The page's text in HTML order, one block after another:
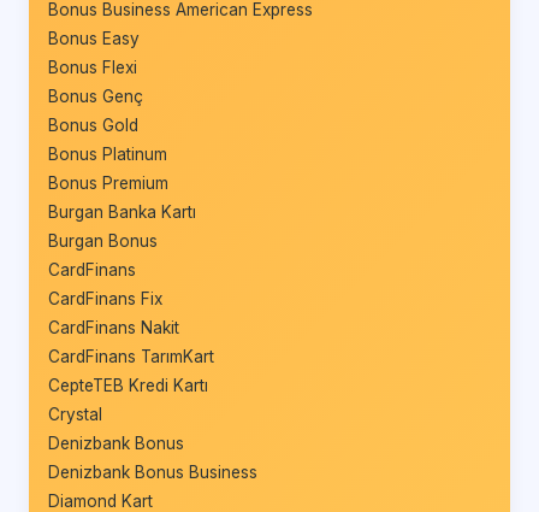
Bonus Business American Express
Bonus Easy
Bonus Flexi
Bonus Genç
Bonus Gold
Bonus Platinum
Bonus Premium
Burgan Banka Kartı
Burgan Bonus
CardFinans
CardFinans Fix
CardFinans Nakit
CardFinans TarımKart
CepteTEB Kredi Kartı
Crystal
Denizbank Bonus
Denizbank Bonus Business
Diamond Kart